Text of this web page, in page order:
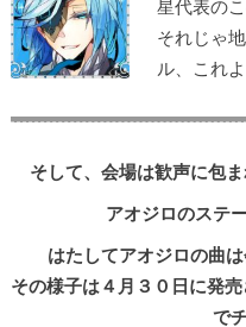
星代表の
それじゃ
ル、これ
そして、会場は歓声に包
アオジロのステ
はたしてアオジロの曲
その様子は４月３０日に発
で